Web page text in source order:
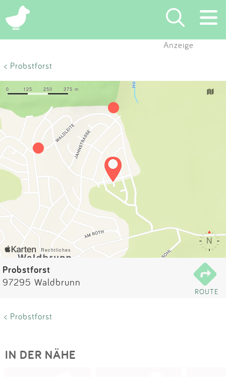
×
Eintragen
App
Partner
Kontakt
Impressum
Anzeige
< Probstforst
Probstforst
97295 Waldbrunn
ROUTE
< Probstforst
IN DER NÄHE